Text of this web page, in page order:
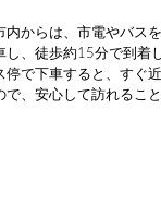
からは、市電やバス
、徒歩約15分で到着
で下車すると、すぐ
、安心して訪れること